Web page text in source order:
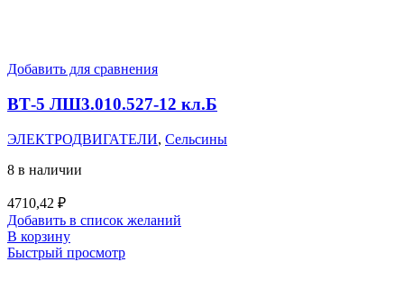
Добавить для сравнения
ВТ-5 ЛШ3.010.527-12 кл.Б
ЭЛЕКТРОДВИГАТЕЛИ, Сельсины
8 в наличии
4710,42 ₽
Добавить в список желаний
В корзину
Быстрый просмотр